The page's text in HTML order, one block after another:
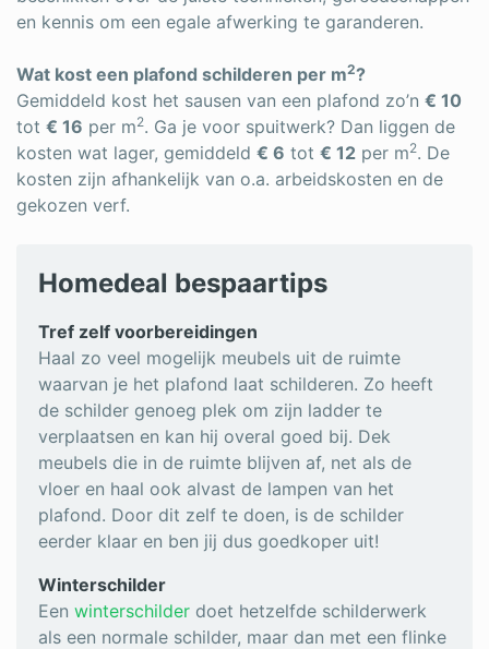
en kennis om een egale afwerking te garanderen.
Wat kost een plafond schilderen per m2?
Gemiddeld kost het sausen van een plafond zo’n € 10
tot € 16 per m2. Ga je voor spuitwerk? Dan liggen de
kosten wat lager, gemiddeld € 6 tot € 12 per m2. De
kosten zijn afhankelijk van o.a. arbeidskosten en de
gekozen verf.
Homedeal bespaartips
Tref zelf voorbereidingen
Haal zo veel mogelijk meubels uit de ruimte
waarvan je het plafond laat schilderen. Zo heeft
de schilder genoeg plek om zijn ladder te
verplaatsen en kan hij overal goed bij. Dek
meubels die in de ruimte blijven af, net als de
vloer en haal ook alvast de lampen van het
plafond. Door dit zelf te doen, is de schilder
eerder klaar en ben jij dus goedkoper uit!
Winterschilder
Een winterschilder doet hetzelfde schilderwerk
als een normale schilder, maar dan met een flinke